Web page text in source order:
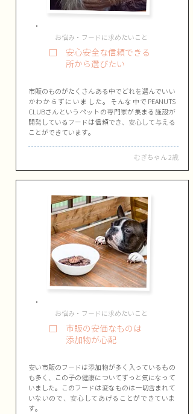
お悩み・フードに求めたいこと
□ 安心安全な信頼できる
所から選びたい
​市販のものがたくさんある中でどれを選んでいい
かわからずにいました。そんな中でPEANUTS
CLUBさんというペットの専門家が集まる施設が
開発しているフードは信頼でき、安心して与える
ことができています。
むぎちゃん 2歳
お悩み・フードに求めたいこと
□ 市販の安価なものは
添加物が心配
安い市販のフードは添加物が多く入っているもの
も多く、この子の健康についてずっと気になって
いました。このフードは変なものは一切含まれて
いないので、安心してあげることができていま
す。